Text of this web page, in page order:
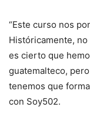
“Este curso nos
Históricamente,
es cierto que
guatemalteco,
tenemos que
con Soy502.